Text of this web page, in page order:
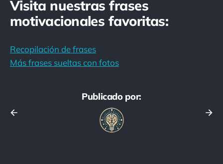
Visita nuestras frases
motivacionales favoritas:
Recopilación de frases
Más frases sueltas con fotos
Publicado por: